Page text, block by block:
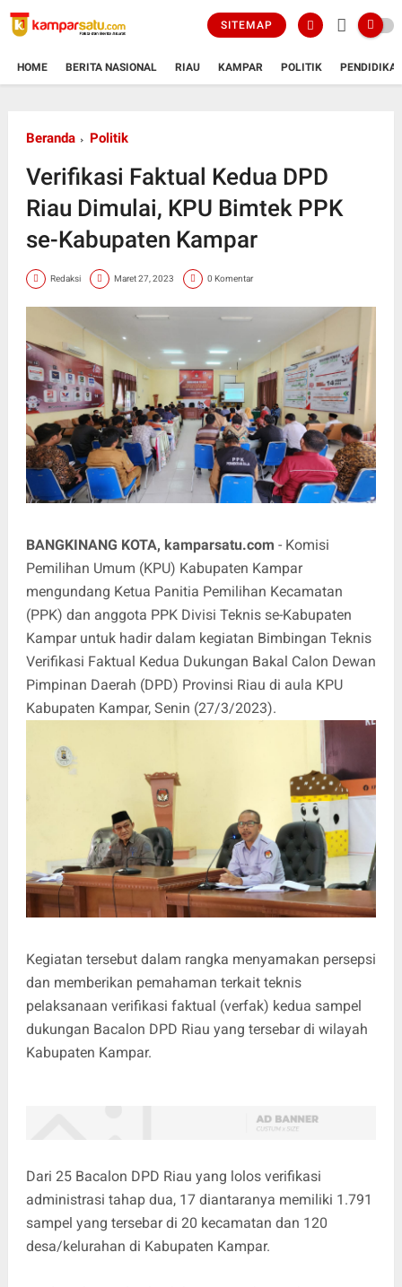
SITEMAP
HOME BERITA NASIONAL RIAU KAMPAR POLITIK
Beranda Politik
Verifikasi Faktual Kedua DPD
Riau Dimulai, KPU Bimtek PPK
se-Kabupaten Kampar
Redaksi Maret 27, 2023 0 Komentar
BANGKINANG KOTA, kamparsatu.com - Komisi
Pemilihan Umum (KPU) Kabupaten Kampar
mengundang Ketua Panitia Pemilihan Kecamatan
(PPK) dan anggota PPK Divisi Teknis se-Kabupaten
Kampar untuk hadir dalam kegiatan Bimbingan Teknis
Verifikasi Faktual Kedua Dukungan Bakal Calon Dewan
Pimpinan Daerah (DPD) Provinsi Riau di aula KPU
Kabupaten Kampar, Senin (27/3/2023).
Kegiatan tersebut dalam rangka menyamakan persepsi
dan memberikan pemahaman terkait teknis
pelaksanaan verifikasi faktual (verfak) kedua sampel
dukungan Bacalon DPD Riau yang tersebar di wilayah
Kabupaten Kampar.
Dari 25 Bacalon DPD Riau yang lolos verifikasi
administrasi tahap dua, 17 diantaranya memiliki 1.791
sampel yang tersebar di 20 kecamatan dan 120
desa/kelurahan di Kabupaten Kampar.